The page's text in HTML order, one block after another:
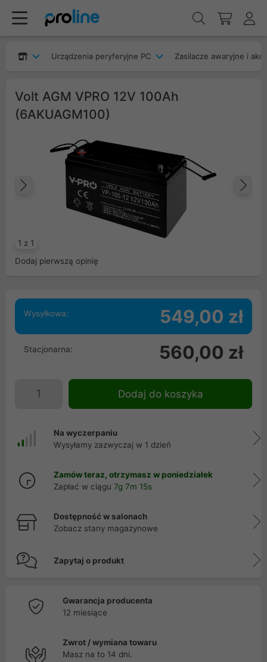
Urządzenia peryferyjne PC Zasilacze awaryjne i
Volt AGM VPRO 12V 100Ah
(6AKUAGM100)
1 z 1
Poprzedni
Dodaj pierwszą opinię
Wysyłkowa: 549,00 zł
Stacjonarna: 560,00 zł
Dodaj do koszyka
Na wyczerpaniu
Wysyłamy zazwyczaj w 1 dzień
Zamów teraz, otrzymasz w poniedziałek
Zapłać w ciągu 7g 7m 15s
Dostępność w salonach
Zobacz stany magazynowe
Zapytaj o produkt
Gwarancja producenta
12 miesiące
Zwrot / wymiana towaru
Masz na to 14 dni.